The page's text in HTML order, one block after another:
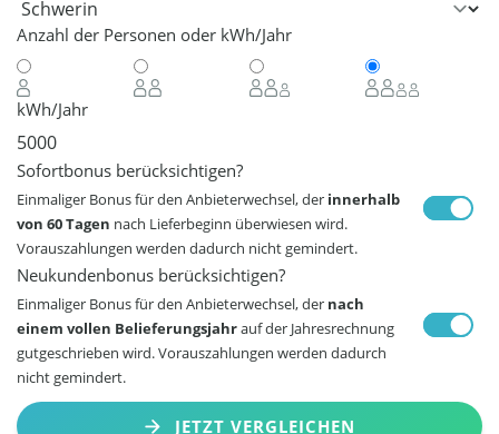
Anzahl der Personen oder kWh/Jahr
kWh/Jahr
Sofortbonus berücksichtigen?
Einmaliger Bonus für den Anbieterwechsel, der innerhalb
von 60 Tagen nach Lieferbeginn überwiesen wird.
Vorauszahlungen werden dadurch nicht gemindert.
Neukundenbonus berücksichtigen?
Einmaliger Bonus für den Anbieterwechsel, der nach
einem vollen Belieferungsjahrauf der Jahresrechnung
gutgeschrieben wird. Vorauszahlungen werden dadurch
nicht gemindert.
JETZT VERGLEICHEN